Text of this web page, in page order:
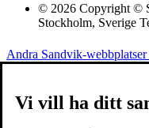
© 2026 Copyright ©
Stockholm, Sverige
Andra Sandvik-webbplatser
Vi vill ha ditt